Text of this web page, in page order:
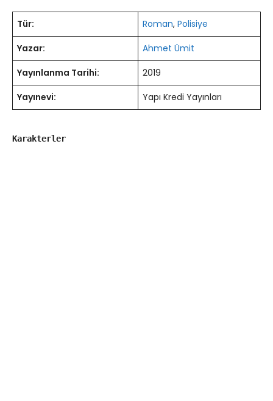
Tür: Roman, Polisiye
Yazar:
Ahmet Ümit
Yayınlanma Tarihi:
2019
Yayınevi:
Yapı Kredi Yayınları
Karakterler